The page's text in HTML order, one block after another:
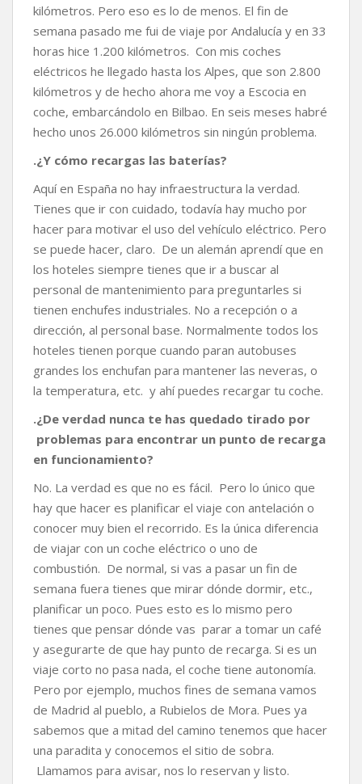
kilómetros. Pero eso es lo de menos. El fin de
semana pasado me fui de viaje por Andalucía y en 33
horas hice 1.200 kilómetros. Con mis coches
eléctricos he llegado hasta los Alpes, que son 2.800
kilómetros y de hecho ahora me voy a Escocia en
coche, embarcándolo en Bilbao. En seis meses habré
hecho unos 26.000 kilómetros sin ningún problema.
.¿Y cómo recargas las baterías?
Aquí en España no hay infraestructura la verdad.
Tienes que ir con cuidado, todavía hay mucho por
hacer para motivar el uso del vehículo eléctrico. Pero
se puede hacer, claro. De un alemán aprendí que en
los hoteles siempre tienes que ir a buscar al
personal de mantenimiento para preguntarles si
tienen enchufes industriales. No a recepción o a
dirección, al personal base. Normalmente todos los
hoteles tienen porque cuando paran autobuses
grandes los enchufan para mantener las neveras, o
la temperatura, etc. y ahí puedes recargar tu coche.
.¿De verdad nunca te has quedado tirado por
problemas para encontrar un punto de recarga
en funcionamiento?
No. La verdad es que no es fácil. Pero lo único que
hay que hacer es planificar el viaje con antelación o
conocer muy bien el recorrido. Es la única diferencia
de viajar con un coche eléctrico o uno de
combustión. De normal, si vas a pasar un fin de
semana fuera tienes que mirar dónde dormir, etc.,
planificar un poco. Pues esto es lo mismo pero
tienes que pensar dónde vas parar a tomar un café
y asegurarte de que hay punto de recarga. Si es un
viaje corto no pasa nada, el coche tiene autonomía.
Pero por ejemplo, muchos fines de semana vamos
de Madrid al pueblo, a Rubielos de Mora. Pues ya
sabemos que a mitad del camino tenemos que hacer
una paradita y conocemos el sitio de sobra.
Llamamos para avisar, nos lo reservan y listo.